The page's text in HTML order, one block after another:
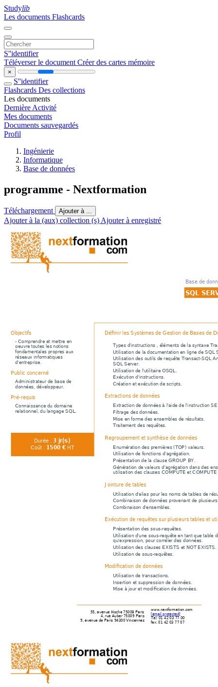
Studylib
Les documents Flashcards
S''identifier
Téléverser le document Créer des cartes mémoire
×
S''identifier
Flashcards Des collections
Les documents
Dernière Activité
Mes documents
Documents sauvegardés
Profil
Ingénierie
Informatique
Base de données
programme - Nextformation
Téléchargement Ajouter à ...
Ajouter à la (aux) collection (s) Ajouter à enregistré
Base de
SQL
55, avenue Hoche 75008 Paris
4, rue Auber 75009 Paris
9, avenue de Paris 94300 Vincennes
www.nextformation.com
[email protected]
Tel: 01 42 03 77 00
fax: 01 42 03 77 07
Objectifs
- Comprendre et mettre en
oeuvre toutes les notions
fondamentales propres aux
réseaux informatiques
d'entreprise.
Public concerné
Administrateur de base de
données, développeur.
Pré-requis
Connaissance du domaine
relationnel, du langage SQL.
Durée : 3 jr(s)
Coût : 1500 € HT
Définir les Systèmes de Gestion de Bases de
Types d'instructions , éléments de la syntaxe
Utilisation de la documentation en ligne de SQL
Utilisation des outils de requête Transact-SQL
SQL Server.
Utilisation de l'utilitaire OSQL.
Exécution d'instructions.
Création et exécution de scripts.
Extractions de données
Extraction de données à l'aide de l'instruction
Filtrage des données.
Mise en forme des ensembles de résultats.
Traitement des requêtes.
Regroupement et synthèse de données
Enumération des premières (TOP) valeurs.
Utilisation de fonctions d'agrégation.
Présentation de la clause GROUP BY.
Génération de valeurs d'agrégation dans des
utilisation des clauses COMPUTE et
Jointure de tables
Utilisation d'alias pour les noms de tables de
Combinaison de données provenant de
Combinaison d'ensembles.
Exécution de requêtes sur plusieurs tables et
Présentation des sous-requêtes.
Utilisation d'une sous-requête en tant que table
qu'expression, pour corréler des données.
Utilisation des clauses EXISTS et NOT EXISTS.
Utilisation de sous-requêtes.
Modification de données
Utilisation de transactions.
Insertion et suppression de données.
Mise à jour et modification de données.